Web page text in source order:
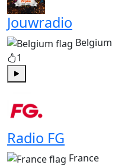
Jouwradio
Belgium
1
Radio FG
France